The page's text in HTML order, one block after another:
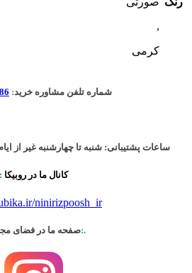
,
کرمی
شماره تلفن مشاوره خرید:
ساعات پشتیبانی: شنبه تا چهارشنبه غیر از
کانال ما در روبیکا :
ninirizpoosh_ir
.:صفحه ما در فضای